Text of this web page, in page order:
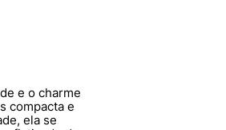
e o charme
compacta e
ela se